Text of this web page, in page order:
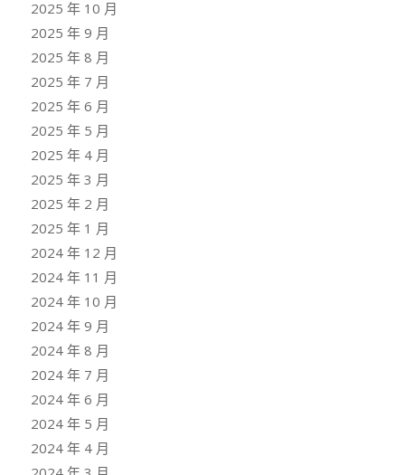
2025 年 10 月
2025 年 9 月
2025 年 8 月
2025 年 7 月
2025 年 6 月
2025 年 5 月
2025 年 4 月
2025 年 3 月
2025 年 2 月
2025 年 1 月
2024 年 12 月
2024 年 11 月
2024 年 10 月
2024 年 9 月
2024 年 8 月
2024 年 7 月
2024 年 6 月
2024 年 5 月
2024 年 4 月